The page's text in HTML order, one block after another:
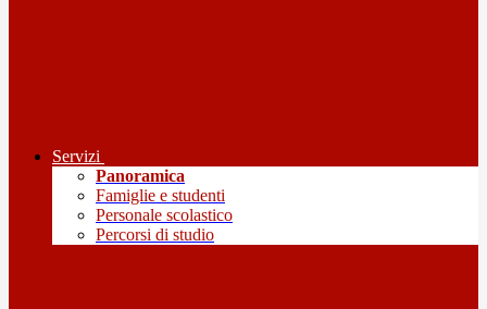
Servizi
Panoramica
Famiglie e studenti
Personale scolastico
Percorsi di studio